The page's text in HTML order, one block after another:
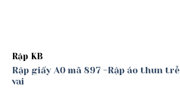
Rập KB
Rập giấy A0 mã 897 -Rập áo thun trễ
vai